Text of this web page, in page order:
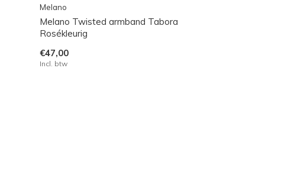
Melano
Melano Twisted armband Tabora
Rosékleurig
€47,00
Incl. btw